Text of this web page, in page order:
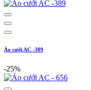
Áo cưới AC -389
-25%